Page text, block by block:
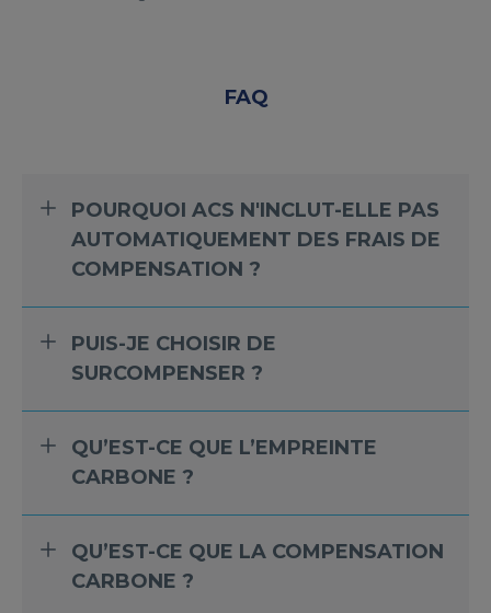
FAQ
POURQUOI ACS N'INCLUT-ELLE PAS
AUTOMATIQUEMENT DES FRAIS DE
COMPENSATION ?
PUIS-JE CHOISIR DE
SURCOMPENSER ?
QU’EST-CE QUE L’EMPREINTE
CARBONE ?
QU’EST-CE QUE LA COMPENSATION
CARBONE ?